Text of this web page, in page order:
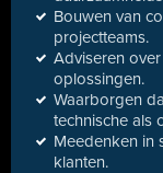
Bouwen van
projectteams.
Adviseren
oplossingen.
Waarborgen
technische als
Meedenken in
klanten.